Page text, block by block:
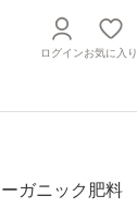
ログインお気に入り
ガニック肥料